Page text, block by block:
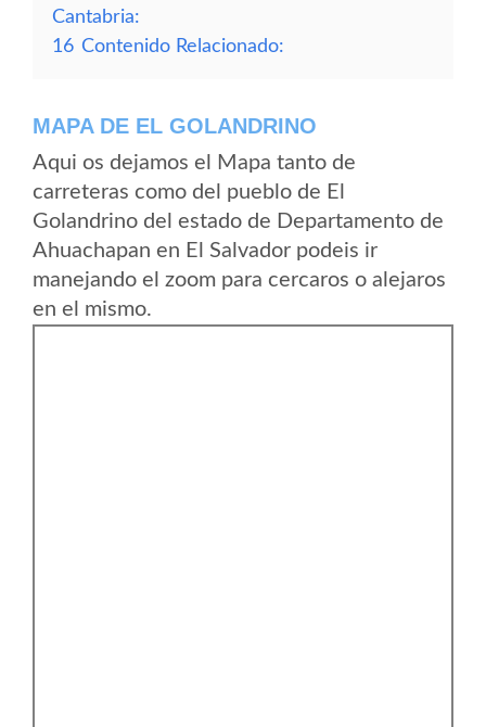
Cantabria:
16 Contenido Relacionado:
MAPA DE EL GOLANDRINO
Aqui os dejamos el Mapa tanto de
carreteras como del pueblo de El
Golandrino del estado de Departamento de
Ahuachapan en El Salvador podeis ir
manejando el zoom para cercaros o alejaros
en el mismo.